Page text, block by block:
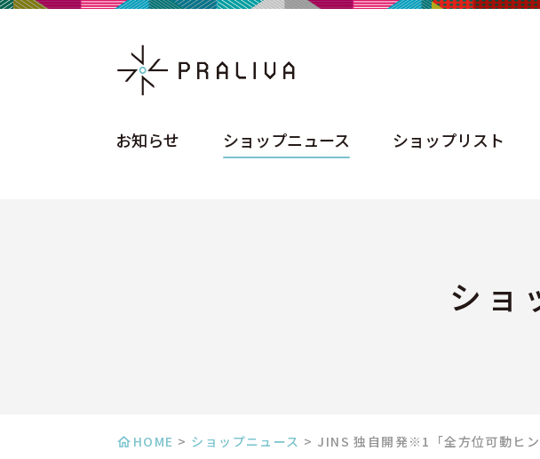
お知らせ ショップニュース ショップリスト
ショ
HOME > ショップニュース > JINS 独自開発※1「全方位可動ヒ